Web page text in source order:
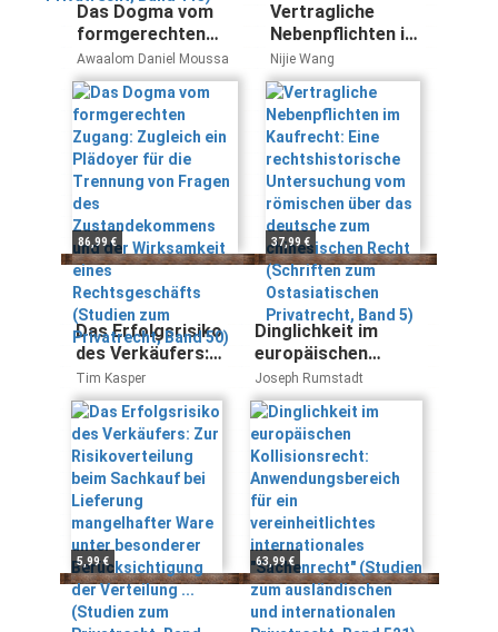
Das Dogma vom
formgerechten
Zugang: Zugleich
ein Plädoyer für die
Trennung von
Fragen des
Zustandekommens
und der
Wirksamkeit eines
Rechtsgeschäfts
(Studien zum
Privatrecht, Band
50)
Awaalom Daniel Moussa
86,99 €
Vertragliche
Nebenpflichten im
Kaufrecht: Eine
rechtshistorische
Untersuchung
vom römischen
über das
deutsche zum
chinesischen
Recht (Schriften
zum
Ostasiatischen
Privatrecht, Band
5)
Nijie Wang
37,99 €
Das Erfolgsrisiko
des Verkäufers:
Zur
Risikoverteilung
beim Sachkauf
bei Lieferung
mangelhafter
Ware unter
besonderer
Berücksichtigung
der Verteilung ...
(Studien zum
Privatrecht, Band
68)
Tim Kasper
5,99 €
Dinglichkeit im
europäischen
Kollisionsrecht:
Anwendungsbereich
für ein
vereinheitlichtes
internationales
"Sachenrecht"
(Studien zum
ausländischen und
internationalen
Privatrecht, Band
521)
Joseph Rumstadt
63,99 €